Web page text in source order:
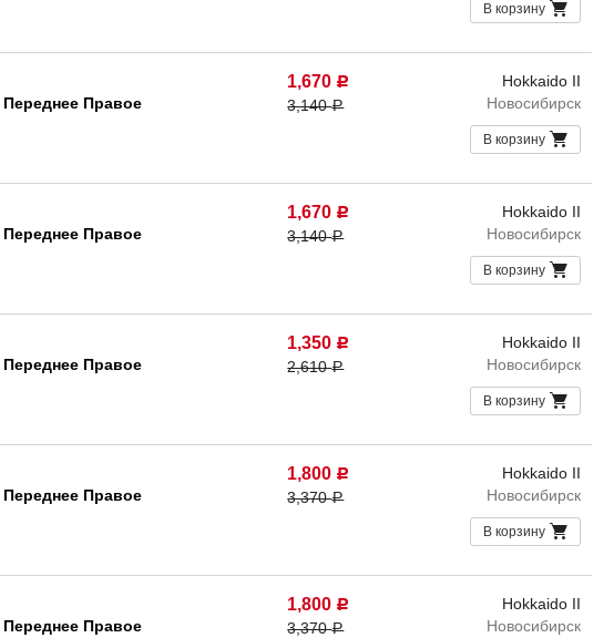
В корзину
Переднее Правое
1,670 Р
3,140Р
Hokkaido II
Новосибирск
В корзину
Переднее Правое
1,670 Р
3,140Р
Hokkaido II
Новосибирск
В корзину
Переднее Правое
1,350 Р
2,610Р
Hokkaido II
Новосибирск
В корзину
Переднее Правое
1,800 Р
3,370Р
Hokkaido II
Новосибирск
В корзину
Переднее Правое
1,800 Р
3,370Р
Hokkaido II
Новосибирск